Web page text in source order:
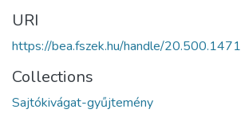
URI
https://bea.fszek.hu/handle/
Collections
Sajtókivágat-gyűjtemény